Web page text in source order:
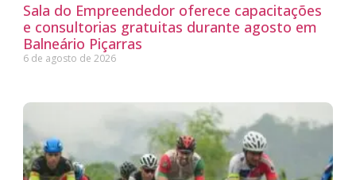
Sala do Empreendedor oferece capacitações
e consultorias gratuitas durante agosto em
Balneário Piçarras
6 de agosto de 2026